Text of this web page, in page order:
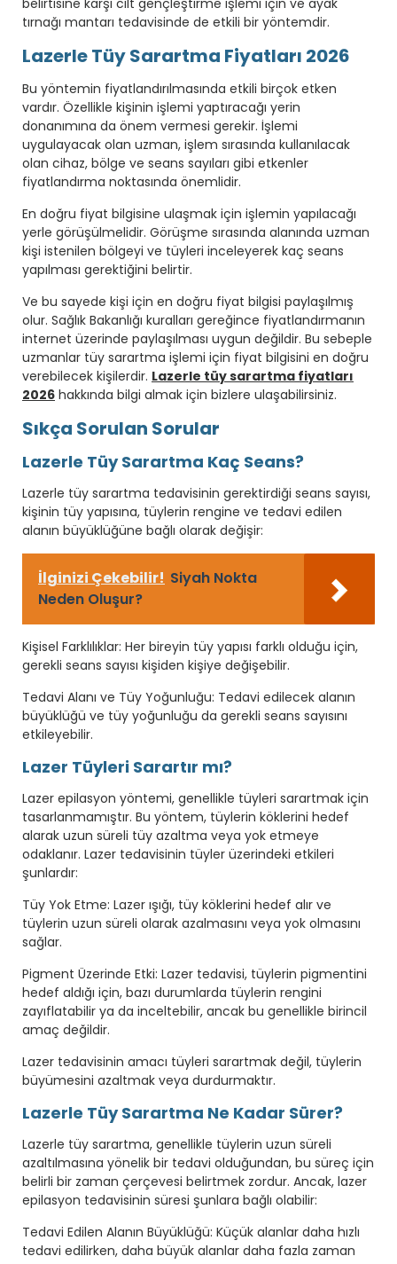
belirtisine karşı cilt gençleştirme işlemi için ve ayak
tırnağı mantarı tedavisinde de etkili bir yöntemdir.
Lazerle Tüy Sarartma Fiyatları 2026
Bu yöntemin fiyatlandırılmasında etkili birçok etken
vardır. Özellikle kişinin işlemi yaptıracağı yerin
donanımına da önem vermesi gerekir. İşlemi
uygulayacak olan uzman, işlem sırasında kullanılacak
olan cihaz, bölge ve seans sayıları gibi etkenler
fiyatlandırma noktasında önemlidir.
En doğru fiyat bilgisine ulaşmak için işlemin yapılacağı
yerle görüşülmelidir. Görüşme sırasında alanında uzman
kişi istenilen bölgeyi ve tüyleri inceleyerek kaç seans
yapılması gerektiğini belirtir.
Ve bu sayede kişi için en doğru fiyat bilgisi paylaşılmış
olur. Sağlık Bakanlığı kuralları gereğince fiyatlandırmanın
internet üzerinde paylaşılması uygun değildir. Bu sebeple
uzmanlar tüy sarartma işlemi için fiyat bilgisini en doğru
verebilecek kişilerdir. Lazerle tüy sarartma fiyatları
2026 hakkında bilgi almak için bizlere ulaşabilirsiniz.
Sıkça Sorulan Sorular
Lazerle Tüy Sarartma Kaç Seans?
Lazerle tüy sarartma tedavisinin gerektirdiği seans sayısı,
kişinin tüy yapısına, tüylerin rengine ve tedavi edilen
alanın büyüklüğüne bağlı olarak değişir:
İlginizi Çekebilir! Siyah Nokta
Neden Oluşur?
Kişisel Farklılıklar: Her bireyin tüy yapısı farklı olduğu için,
gerekli seans sayısı kişiden kişiye değişebilir.
Tedavi Alanı ve Tüy Yoğunluğu: Tedavi edilecek alanın
büyüklüğü ve tüy yoğunluğu da gerekli seans sayısını
etkileyebilir.
Lazer Tüyleri Sarartır mı?
Lazer epilasyon yöntemi, genellikle tüyleri sarartmak için
tasarlanmamıştır. Bu yöntem, tüylerin köklerini hedef
alarak uzun süreli tüy azaltma veya yok etmeye
odaklanır. Lazer tedavisinin tüyler üzerindeki etkileri
şunlardır:
Tüy Yok Etme: Lazer ışığı, tüy köklerini hedef alır ve
tüylerin uzun süreli olarak azalmasını veya yok olmasını
sağlar.
Pigment Üzerinde Etki: Lazer tedavisi, tüylerin pigmentini
hedef aldığı için, bazı durumlarda tüylerin rengini
zayıflatabilir ya da inceltebilir, ancak bu genellikle birincil
amaç değildir.
Lazer tedavisinin amacı tüyleri sarartmak değil, tüylerin
büyümesini azaltmak veya durdurmaktır.
Lazerle Tüy Sarartma Ne Kadar Sürer?
Lazerle tüy sarartma, genellikle tüylerin uzun süreli
azaltılmasına yönelik bir tedavi olduğundan, bu süreç için
belirli bir zaman çerçevesi belirtmek zordur. Ancak, lazer
epilasyon tedavisinin süresi şunlara bağlı olabilir:
Tedavi Edilen Alanın Büyüklüğü: Küçük alanlar daha hızlı
tedavi edilirken, daha büyük alanlar daha fazla zaman